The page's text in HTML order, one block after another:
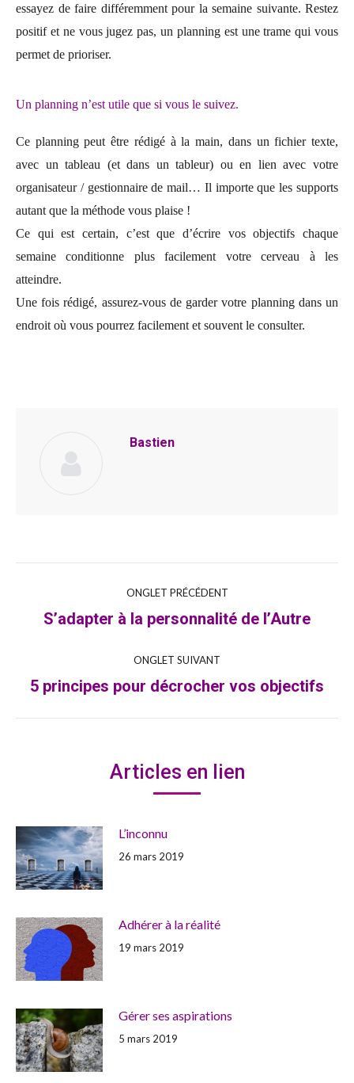
essayez de faire différemment pour la semaine suivante. Restez
positif et ne vous jugez pas, un planning est une trame qui vous
permet de prioriser.
Un planning n’est utile que si vous le suivez.
Ce planning peut être rédigé à la main, dans un fichier texte,
avec un tableau (et dans un tableur) ou en lien avec votre
organisateur / gestionnaire de mail… Il importe que les supports
autant que la méthode vous plaise !
Ce qui est certain, c’est que d’écrire vos objectifs chaque
semaine conditionne plus facilement votre cerveau à les
atteindre.
Une fois rédigé, assurez-vous de garder votre planning dans un
endroit où vous pourrez facilement et souvent le consulter.
Bastien
Navigation
de
commentaire
ONGLET PRÉCÉDENT
Onglet
S’adapter à la personnalité de l’Autre
ONGLET SUIVANT
Onglet
5 principes pour décrocher vos objectifs
Articles en lien
L’inconnu
26 mars 2019
Adhérer à la réalité
19 mars 2019
Gérer ses aspirations
5 mars 2019